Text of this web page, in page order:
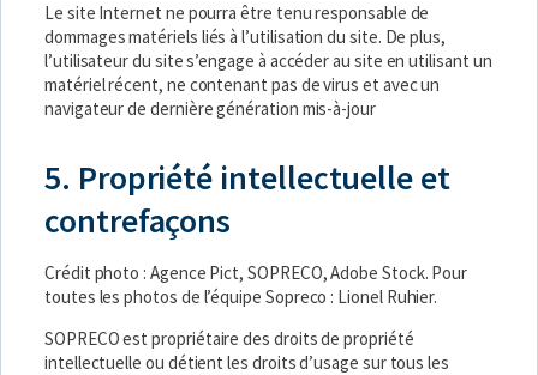
Le site Internet ne pourra être tenu responsable de
dommages matériels liés à l’utilisation du site. De plus,
l’utilisateur du site s’engage à accéder au site en utilisant un
matériel récent, ne contenant pas de virus et avec un
navigateur de dernière génération mis-à-jour
5. Propriété intellectuelle et
contrefaçons
Crédit photo : Agence Pict, SOPRECO, Adobe Stock. Pour
toutes les photos de l’équipe Sopreco : Lionel Ruhier.
SOPRECO est propriétaire des droits de propriété
intellectuelle ou détient les droits d’usage sur tous les